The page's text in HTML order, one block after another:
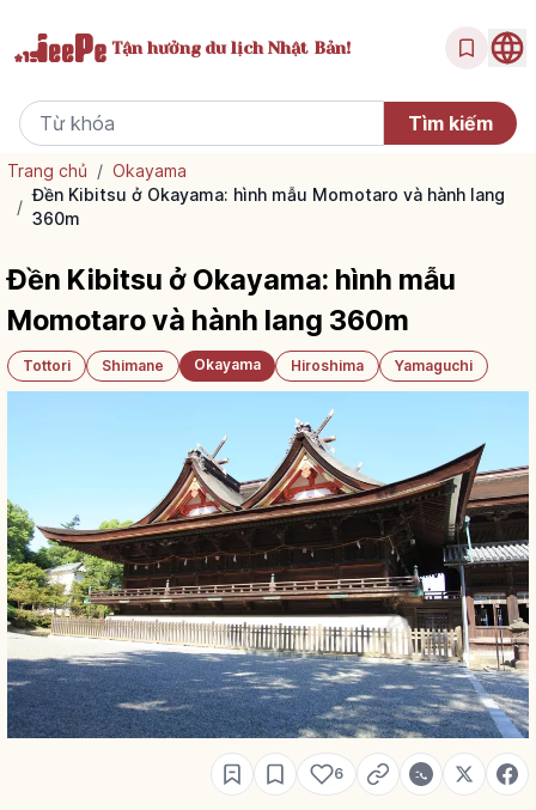
Tận hưởngdu lịch Nhật Bản!
Trang chủ / Okayama
/
Đền Kibitsu ở Okayama: hình mẫu Momotaro và hành lang
360m
Đền Kibitsu ở Okayama: hình mẫu
Momotaro và hành lang 360m
Tottori Shimane Okayama Hiroshima Yamaguchi
6